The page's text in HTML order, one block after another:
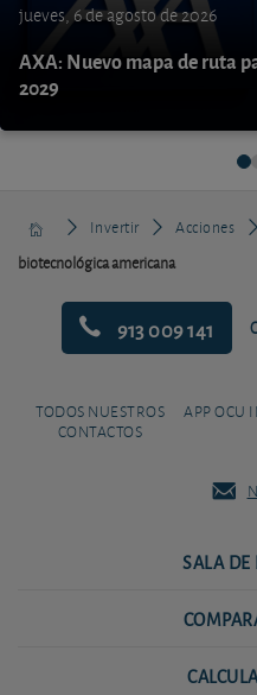
jueves, 6 de agosto de 2026
AXA: Nuevo mapa de ruta
2029
Invertir Acciones
biotecnológica americana
913 009 141
TODOS NUESTROS
CONTACTOS
APP OCU
SALA DE